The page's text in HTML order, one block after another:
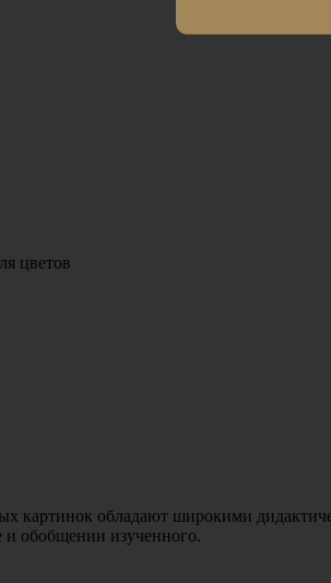
цветов
картинок обладают широкими
и обобщении изученного.